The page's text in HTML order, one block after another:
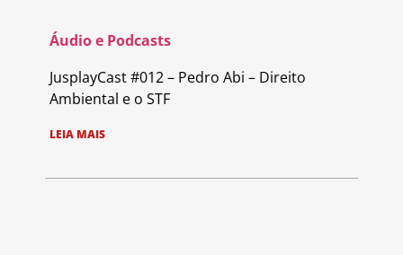
Áudio e Podcasts
JusplayCast #012 – Pedro Abi – Direito
Ambiental e o STF
LEIA MAIS